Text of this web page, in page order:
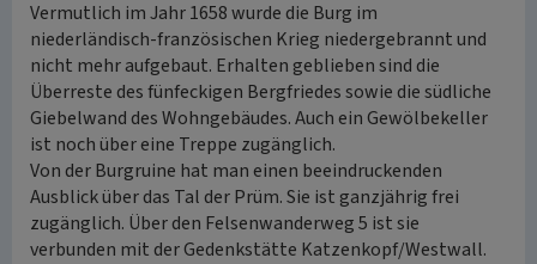
Vermutlich im Jahr 1658 wurde die Burg im
niederländisch-französischen Krieg niedergebrannt und
nicht mehr aufgebaut. Erhalten geblieben sind die
Überreste des fünfeckigen Bergfriedes sowie die südliche
Giebelwand des Wohngebäudes. Auch ein Gewölbekeller
ist noch über eine Treppe zugänglich.
Von der Burgruine hat man einen beeindruckenden
Ausblick über das Tal der Prüm. Sie ist ganzjährig frei
zugänglich. Über den Felsenwanderweg 5 ist sie
verbunden mit der Gedenkstätte Katzenkopf/Westwall.